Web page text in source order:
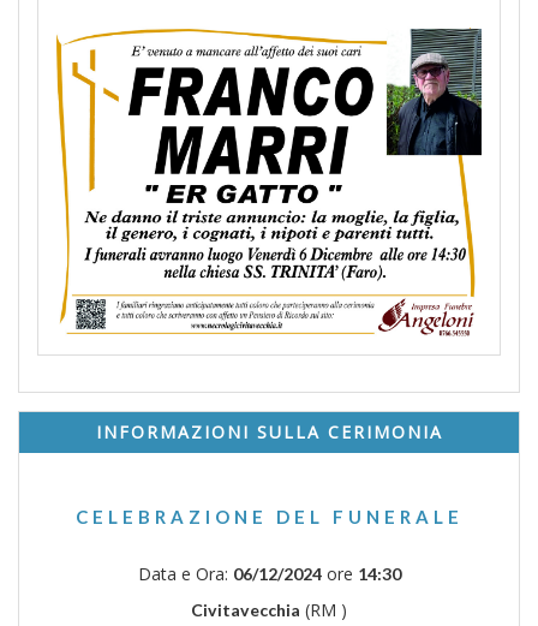
INFORMAZIONI SULLA CERIMONIA
CELEBRAZIONE DEL FUNERALE
Data e Ora: 06/12/2024ore 14:30
Civitavecchia (RM )